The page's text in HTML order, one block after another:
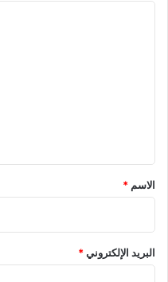
*
الاسم *
البريد الإلكتروني*